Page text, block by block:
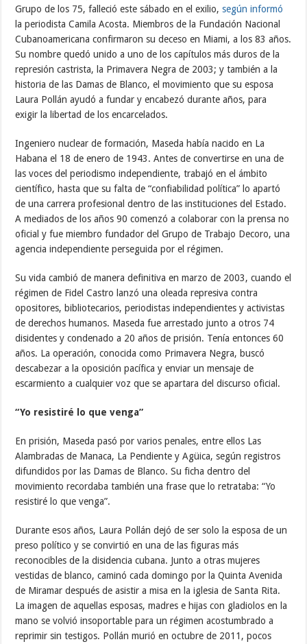
Grupo de los 75, falleció este sábado en el exilio,según informó
la periodista Camila Acosta. Miembros de la Fundación Nacional
Cubanoamericana confirmaron su deceso en Miami, a los 83 años.
Su nombre quedó unido a uno de los capítulos más duros de la
represión castrista, la Primavera Negra de 2003; y también a la
historia de las Damas de Blanco, el movimiento que su esposa
Laura Pollán ayudó a fundar y encabezó durante años, para
exigir la libertad de los encarcelados.
Ingeniero nuclear de formación, Maseda había nacido en La
Habana el 18 de enero de 1943. Antes de convertirse en una de
las voces del periodismo independiente, trabajó en el ámbito
científico, hasta que su falta de “confiabilidad política” lo apartó
de una carrera profesional dentro de las instituciones del Estado.
A mediados de los años 90 comenzó a colaborar con la prensa no
oficial y fue miembro fundador del Grupo de Trabajo Decoro, una
agencia independiente perseguida por el régimen.
Su vida cambió de manera definitiva en marzo de 2003, cuando el
régimen de Fidel Castro lanzó una oleada represiva contra
opositores, bibliotecarios, periodistas independientes y activistas
de derechos humanos. Maseda fue arrestado junto a otros 74
disidentes y condenado a 20 años de prisión. Tenía entonces 60
años. La operación, conocida como Primavera Negra, buscó
descabezar a la oposición pacífica y enviar un mensaje de
escarmiento a cualquier voz que se apartara del discurso oficial.
“Yo resistiré lo que venga”
En prisión, Maseda pasó por varios penales, entre ellos Las
Alambradas de Manaca, La Pendiente y Agüica, según registros
difundidos por las Damas de Blanco. Su ficha dentro del
movimiento recordaba también una frase que lo retrataba: “Yo
resistiré lo que venga”.
Durante esos años, Laura Pollán dejó de ser solo la esposa de un
preso político y se convirtió en una de las figuras más
reconocibles de la disidencia cubana. Junto a otras mujeres
vestidas de blanco, caminó cada domingo por la Quinta Avenida
de Miramar después de asistir a misa en la iglesia de Santa Rita.
La imagen de aquellas esposas, madres e hijas con gladiolos en la
mano se volvió insoportable para un régimen acostumbrado a
reprimir sin testigos. Pollán murió en octubre de 2011, pocos